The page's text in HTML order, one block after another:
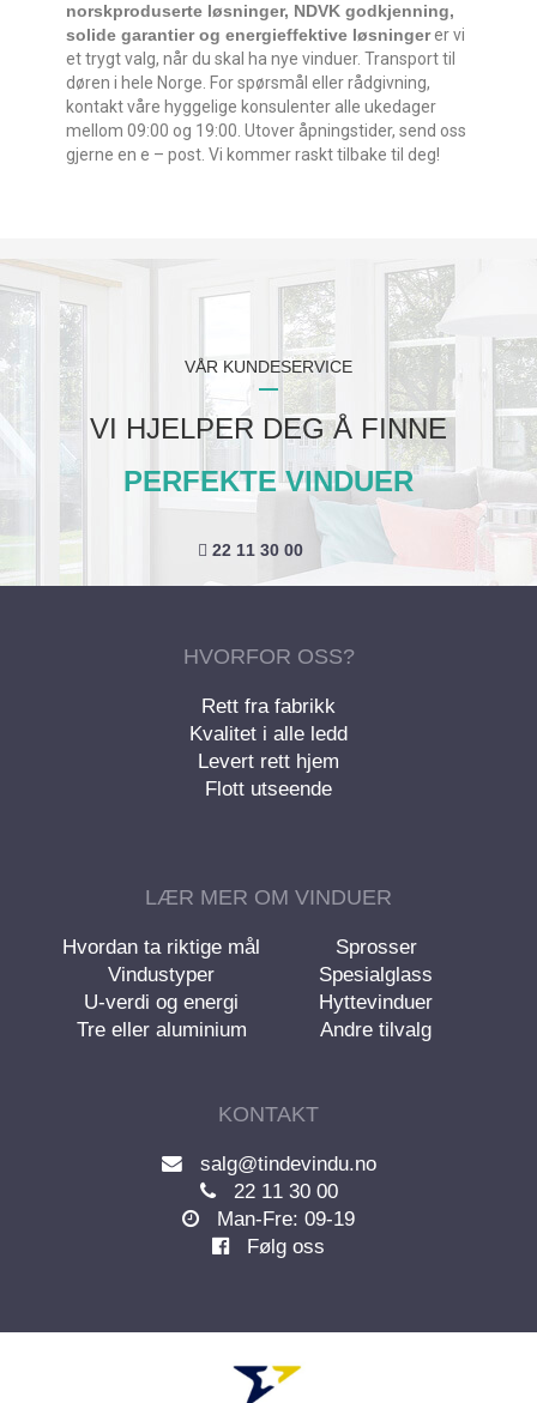
norskproduserte løsninger, NDVK godkjenning,
solide garantier og energieffektive løsningerer vi
et trygt valg, når du skal ha nye vinduer. Transport til
døren i hele Norge. For spørsmål eller rådgivning,
kontakt våre hyggelige konsulenter alle ukedager
mellom 09:00 og 19:00. Utover åpningstider, send oss
gjerne en e – post. Vi kommer raskt tilbake til deg!
VÅR KUNDESERVICE
VI HJELPER DEG Å FINNE
PERFEKTE VINDUER
22 11 30 00
HVORFOR OSS?
Rett fra fabrikk
Kvalitet i alle ledd
Levert rett hjem
Flott utseende
LÆR MER OM VINDUER
Hvordan ta riktige mål
Vindustyper
U-verdi og energi
Tre eller aluminium
Sprosser
Spesialglass
Hyttevinduer
Andre tilvalg
KONTAKT
salg@tindevindu.no
22 11 30 00
Man-Fre: 09-19
Følg oss